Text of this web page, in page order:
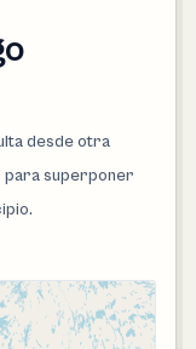
desde otra
para superponer